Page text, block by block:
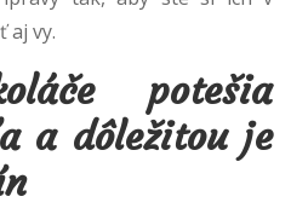
aj vy.
potešia
a dôležitou je